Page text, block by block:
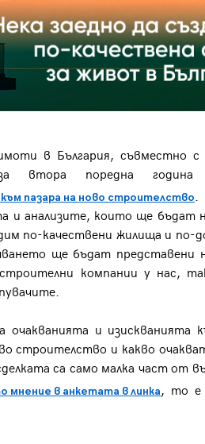
в България, съвместно с
втора поредна година
пазара на ново строителство
анализите, които ще бъдат
по-качествени жилища и по-
ще бъдат представени
компании у нас,
и изискванията
строителство и какво
са само малка част от
мнение в анкетата в линка, то е
с профила си, за да разгледате